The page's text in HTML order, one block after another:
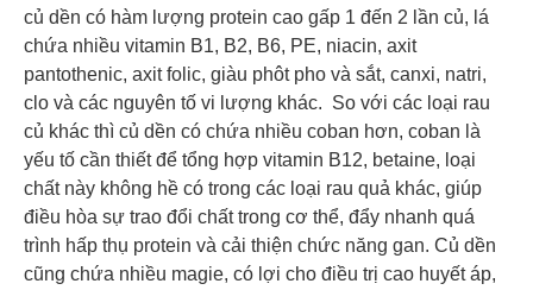
củ dền có hàm lượng protein cao gấp 1 đến 2 lần củ, lá
chứa nhiều vitamin B1, B2, B6, PE, niacin, axit
pantothenic, axit folic, giàu phôt pho và sắt, canxi, natri,
clo và các nguyên tố vi lượng khác. So với các loại rau
củ khác thì củ dền có chứa nhiều coban hơn, coban là
yếu tố cần thiết để tổng hợp vitamin B12, betaine, loại
chất này không hề có trong các loại rau quả khác, giúp
điều hòa sự trao đổi chất trong cơ thể, đẩy nhanh quá
trình hấp thụ protein và cải thiện chức năng gan. Củ dền
cũng chứa nhiều magie, có lợi cho điều trị cao huyết áp,